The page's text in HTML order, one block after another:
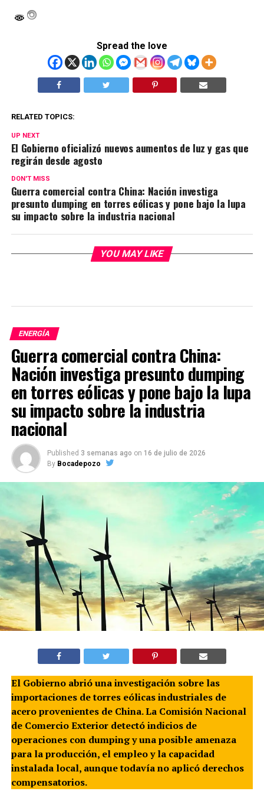
Spread the love
RELATED TOPICS:
UP NEXT
El Gobierno oficializó nuevos aumentos de luz y gas que
regirán desde agosto
DON'T MISS
Guerra comercial contra China: Nación investiga
presunto dumping en torres eólicas y pone bajo la lupa
su impacto sobre la industria nacional
YOU MAY LIKE
ENERGÍA
Guerra comercial contra China:
Nación investiga presunto dumping
en torres eólicas y pone bajo la lupa
su impacto sobre la industria
nacional
Published 3 semanas ago on 16 de julio de 2026
By Bocadepozo
El Gobierno abrió una investigación sobre las
importaciones de torres eólicas industriales de
acero provenientes de China. La Comisión Nacional
de Comercio Exterior detectó indicios de
operaciones con dumping y una posible amenaza
para la producción, el empleo y la capacidad
instalada local, aunque todavía no aplicó derechos
compensatorios.